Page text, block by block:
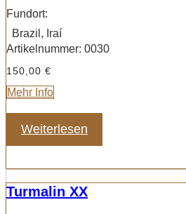
Fundort:
Brazil, Iraí
Artikelnummer: 0030
150,00 €
Mehr Info
Weiterlesen
Turmalin XX